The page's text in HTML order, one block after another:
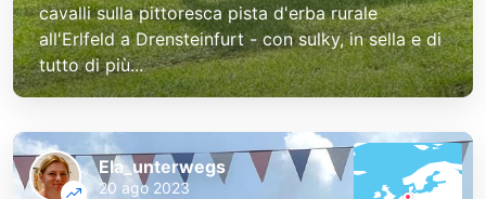
cavalli sulla pittoresca pista d'erba rurale
all'Erlfeld a Drensteinfurt - con sulky, in sella e di
tutto di più...
Ela_unterwegs
20 ago 2023